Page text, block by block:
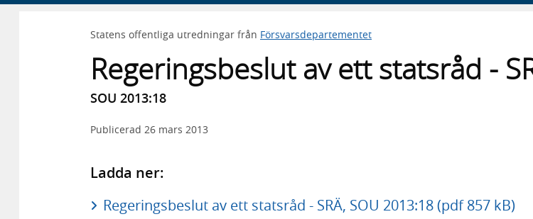
en
med
Statens offentliga utredningar från Försvarsdepartementet
Regeringsbeslut av ett statsråd -
SOU 2013:18
Publicerad 26 mars 2013
Ladda ner:
Regeringsbeslut av ett statsråd - SRÄ, SOU 2013:18 (pdf 857 kB)